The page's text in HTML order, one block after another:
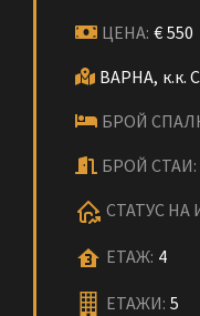
ЦЕНА: € 550
ВАРНА, к.к.
БРОЙ
БРОЙ СТАИ:
СТАТУС НА
ЕТАЖ: 4
ЕТАЖИ: 5